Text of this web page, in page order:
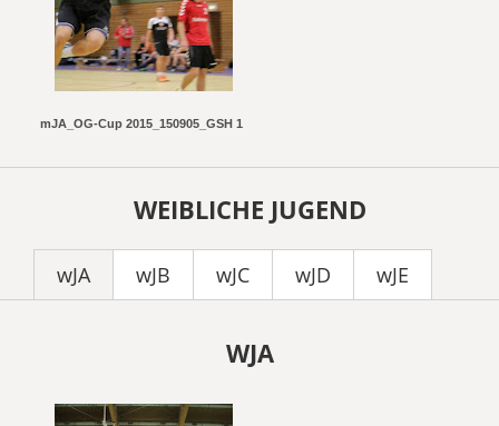
mJA_OG-Cup 2015_150905_GSH 1
WEIBLICHE JUGEND
wJA wJB wJC wJD wJE
WJA